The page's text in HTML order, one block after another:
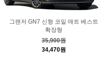
그랜저 GN7 신형 코일 매트 베스트
확장형
35,900원
34,470원